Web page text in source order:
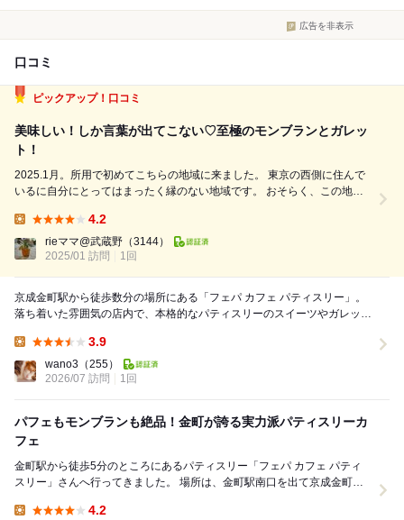
広告を非表示
口コミ
ピックアップ！口コミ
美味しい！しか言葉が出てこない♡至極のモンブランとガレッ
ト！
2025.1月。所用で初めてこちらの地域に来ました。 東京の西側に住んで
いるに自分にとってはまったく縁のない地域です。 おそらく、この地域
ものでも食べて帰ろうと調べてこちらに立ち寄りました。 駅からは少し
歩きますね。１０分くら...
4.2
rieママ@武蔵野 （3144）
2025/01 訪問
1回
京成金町駅から徒歩数分の場所にある「フェパ カフェ パティスリー」。
落ち着いた雰囲気の店内で、本格的なパティスリーのスイーツやガレット
3.9
wano3 （255）
2026/07 訪問
1回
パフェもモンブランも絶品！金町が誇る実力派パティスリーカ
フェ
金町駅から徒歩5分のところにあるパティスリー「フェパ カフェ パティ
スリー」さんへ行ってきました。 場所は、金町駅南口を出て京成金町線
4.2